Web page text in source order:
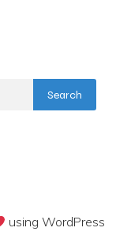
Search
using WordPress